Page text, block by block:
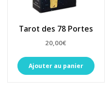
Tarot des 78 Portes
20,00€
Ajouter au panier